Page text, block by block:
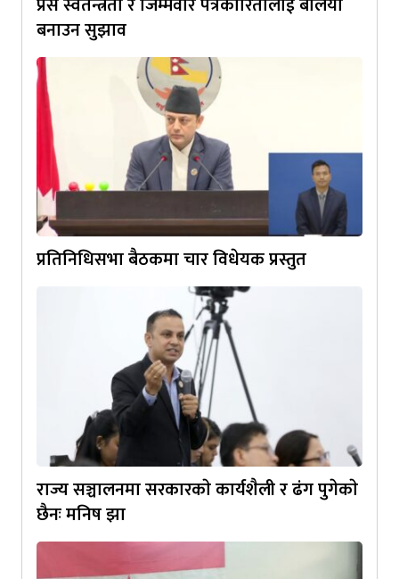
बनाउन सुझाव
प्रतिनिधिसभा बैठकमा चार विधेयक प्रस्तुत
राज्य सञ्चालनमा सरकारकाे कार्यशैली र ढंग पुगेकाे
छैनः मनिष झा